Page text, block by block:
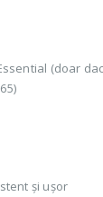
(doar
și ușor